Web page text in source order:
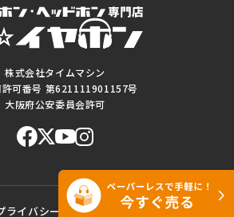
株式会社タイムマシン
許可番号 第621111901157号
大阪府公安委員会許可
ライバシーポリシー
ご利用規約